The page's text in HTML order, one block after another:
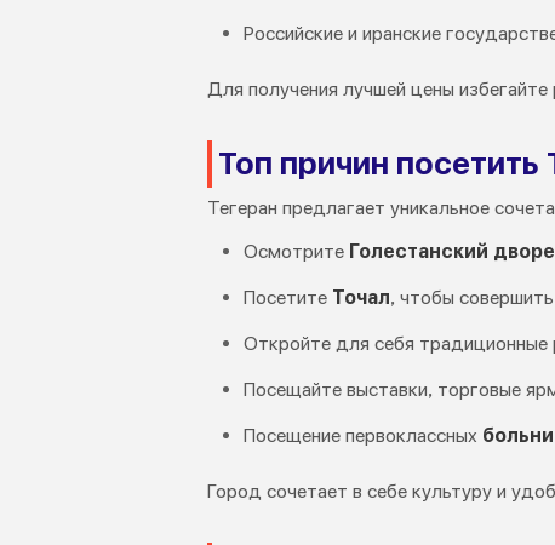
Российские и иранские
Для получения лучшей цены
Топ причин посетить
Тегеран предлагает уникальное
Осмотрите Голестанский
Посетите Точал, чтобы
Откройте для себя традиционные
Посещайте выставки, торговые
Посещение первоклассных
Город сочетает в себе культуру и